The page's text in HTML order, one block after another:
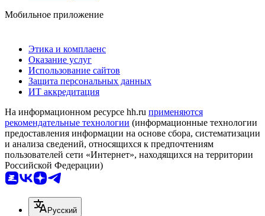
Мобильное приложение
Этика и комплаенс
Оказание услуг
Использование сайтов
Защита персональных данных
ИТ аккредитация
На информационном ресурсе hh.ru применяются
рекомендательные технологии (информационные технологии
предоставления информации на основе сбора, систематизации
и анализа сведений, относящихся к предпочтениям
пользователей сети «Интернет», находящихся на территории
Российской Федерации)
Русский